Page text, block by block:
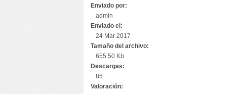
Enviado por:
admin
Enviado el:
24 Mar 2017
Tamaño del archivo:
655.50 Kb
Descargas:
85
Valoración: